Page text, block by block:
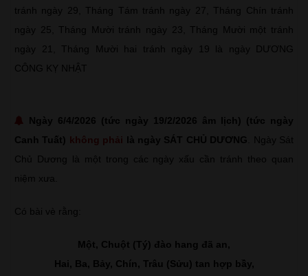
tránh ngày 29, Tháng Tám tránh ngày 27, Tháng Chín tránh
ngày 25, Tháng Mười tránh ngày 23, Tháng Mười một tránh
ngày 21, Tháng Mười hai tránh ngày 19 là ngày DƯƠNG
CÔNG KỴ NHẬT
Ngày 6/4/2026 (tức ngày 19/2/2026 âm lịch) (tức ngày
Canh Tuất) không phải là ngày SÁT CHỦ DƯƠNG . Ngày Sát
Chủ Dương là một trong các ngày xấu cần tránh theo quan
niệm xưa.
Có bài vè rằng:
Một, Chuột (Tý) đào hang đã an,
Hai, Ba, Bảy, Chín, Trâu (Sửu) tan hợp bầy,